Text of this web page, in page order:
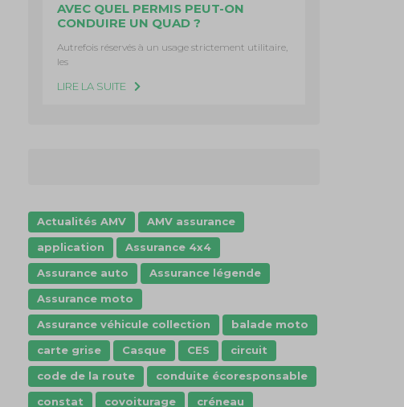
AVEC QUEL PERMIS PEUT-ON
CONDUIRE UN QUAD ?
Autrefois réservés à un usage strictement utilitaire,
les
LIRE LA SUITE
Actualités AMV
AMV assurance
application
Assurance 4x4
Assurance auto
Assurance légende
Assurance moto
Assurance véhicule collection
balade moto
carte grise
Casque CES
circuit
code de la route
conduite écoresponsable
constat
covoiturage
créneau